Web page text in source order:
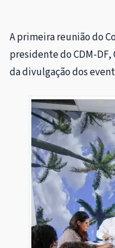
A primeira reunião do
presidente do CDM-
da divulgação dos